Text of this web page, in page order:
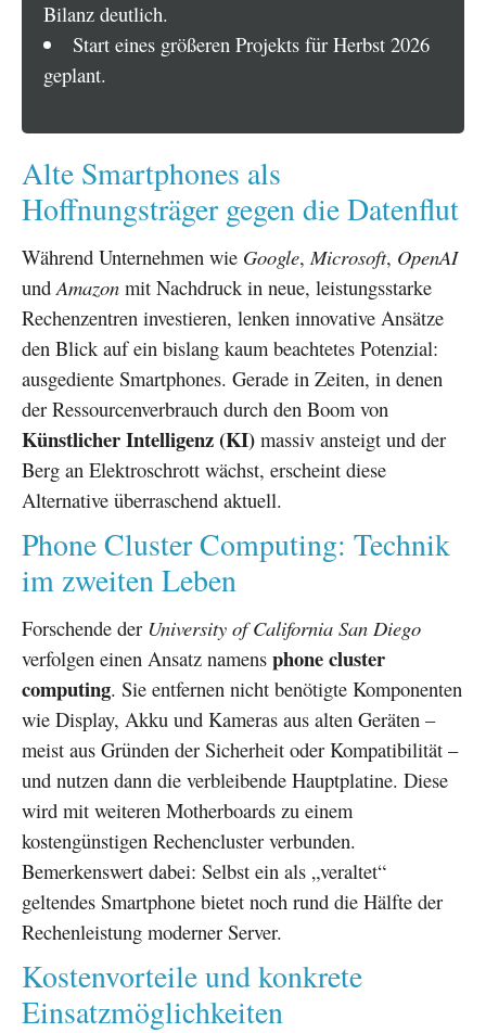
Bilanz deutlich.
Start eines größeren Projekts für Herbst 2026
geplant.
Alte Smartphones als
Hoffnungsträger gegen die Datenflut
Während Unternehmen wie Google, Microsoft, OpenAI
und Amazon mit Nachdruck in neue, leistungsstarke
Rechenzentren investieren, lenken innovative Ansätze
den Blick auf ein bislang kaum beachtetes Potenzial:
ausgediente Smartphones. Gerade in Zeiten, in denen
der Ressourcenverbrauch durch den Boom von
Künstlicher Intelligenz (KI) massiv ansteigt und der
Berg an Elektroschrott wächst, erscheint diese
Alternative überraschend aktuell.
Phone Cluster Computing: Technik
im zweiten Leben
Forschende der University of California San Diego
verfolgen einen Ansatz namens phone cluster
computing. Sie entfernen nicht benötigte Komponenten
wie Display, Akku und Kameras aus alten Geräten –
meist aus Gründen der Sicherheit oder Kompatibilität –
und nutzen dann die verbleibende Hauptplatine. Diese
wird mit weiteren Motherboards zu einem
kostengünstigen Rechencluster verbunden.
Bemerkenswert dabei: Selbst ein als „veraltet“
geltendes Smartphone bietet noch rund die Hälfte der
Rechenleistung moderner Server.
Kostenvorteile und konkrete
Einsatzmöglichkeiten